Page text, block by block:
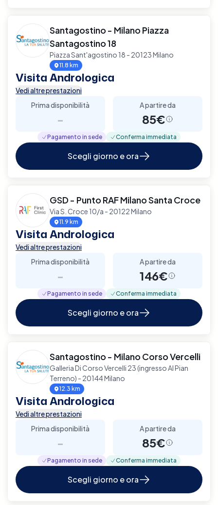
Santagostino - Milano Piazza
Santagostino 18
Piazza Sant'agostino 18 - 20123 Milano
11.8 km
Visita Andrologica
Vedi altre prestazioni
Prima disponibilità
-
A partire da
85€
Pagamento in sede Conferma immediata
Scegli giorno e ora
GSD - Punto RAF Milano Santa Croce
Via S. Croce 10/a - 20122 Milano
11.9 km
Visita Andrologica
Vedi altre prestazioni
Prima disponibilità
-
A partire da
146€
Pagamento in sede Conferma immediata
Scegli giorno e ora
Santagostino - Milano Corso Vercelli
Galleria Di Corso Vercelli 23 (ingresso Al Pian
Terreno) - 20144 Milano
12.3 km
Visita Andrologica
Vedi altre prestazioni
Prima disponibilità
-
A partire da
85€
Pagamento in sede Conferma immediata
Scegli giorno e ora